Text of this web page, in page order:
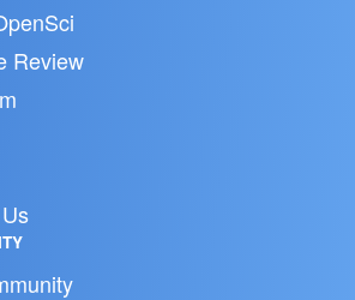
Review